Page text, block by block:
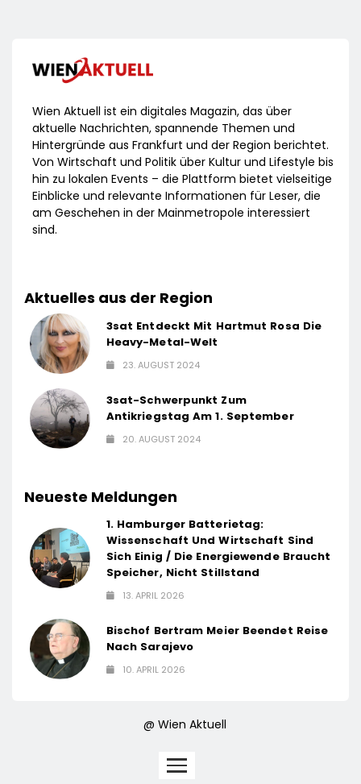
Wien Aktuell ist ein digitales Magazin, das über
aktuelle Nachrichten, spannende Themen und
Hintergründe aus Frankfurt und der Region berichtet.
Von Wirtschaft und Politik über Kultur und Lifestyle bis
hin zu lokalen Events – die Plattform bietet vielseitige
Einblicke und relevante Informationen für Leser, die
am Geschehen in der Mainmetropole interessiert
sind.
Aktuelles aus der Region
3sat Entdeckt Mit Hartmut Rosa Die
Heavy-Metal-Welt
23. AUGUST 2024
3sat-Schwerpunkt Zum
Antikriegstag Am 1. September
20. AUGUST 2024
Neueste Meldungen
1. Hamburger Batterietag:
Wissenschaft Und Wirtschaft Sind
Sich Einig / Die Energiewende Braucht
Speicher, Nicht Stillstand
13. APRIL 2026
Bischof Bertram Meier Beendet Reise
Nach Sarajevo
10. APRIL 2026
@ Wien Aktuell